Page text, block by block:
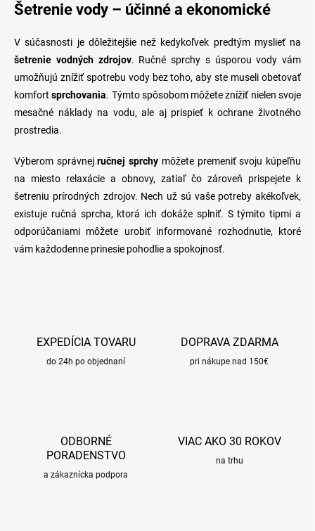
Šetrenie vody – účinné a ekonomické
V súčasnosti je dôležitejšie než kedykoľvek predtým myslieť na
šetrenie vodných zdrojov. Ručné sprchy s úsporou vody vám
umožňujú znížiť spotrebu vody bez toho, aby ste museli obetovať
komfortsprchovania. Týmto spôsobom môžete znížiť nielen svoje
mesačné náklady na vodu, ale aj prispieť k ochrane životného
prostredia.
Výberom správnejručnej sprchy môžete premeniť svoju kúpeľňu
na miesto relaxácie a obnovy, zatiaľ čo zároveň prispejete k
šetreniu prírodných zdrojov. Nech už sú vaše potreby akékoľvek,
existuje ručná sprcha, ktorá ich dokáže splniť. S týmito tipmi a
odporúčaniami môžete urobiť informované rozhodnutie, ktoré
vám každodenne prinesie pohodlie a spokojnosť.
EXPEDÍCIA TOVARU
do 24h po objednaní
DOPRAVA ZDARMA
pri nákupe nad 150€
ODBORNÉ
PORADENSTVO
a zákaznícka podpora
VIAC AKO 30 ROKOV
na trhu